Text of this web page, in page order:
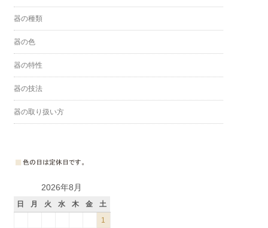
器の種類
器の色
器の特性
器の技法
器の取り扱い方
2026年8月
日 月 火 水 木 金
土
1